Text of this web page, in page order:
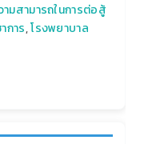
ามสามารถในการต่อสู้
การ,โรงพยาบาล